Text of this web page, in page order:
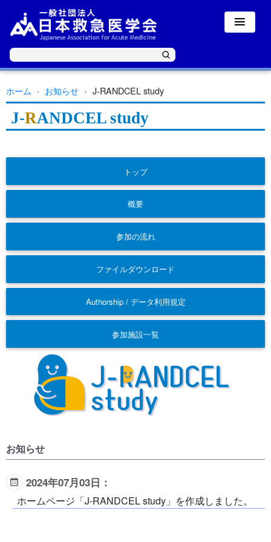
ホーム お知らせ J-RANDCEL study
J-RANDCEL study
トップ
概要
参加の流れ
ファイルダウンロード
Authorship / データ利用規定
参加施設一覧
お知らせ
2024年07月03日：
ホームページ「J-RANDCEL study」を作成しました。